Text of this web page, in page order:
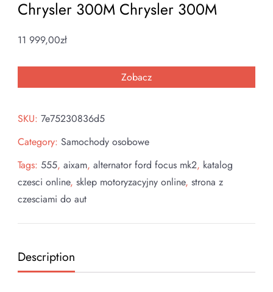
Chrysler 300M Chrysler 300M
11 999,00zł
Zobacz
SKU: 7e75230836d5
Category: Samochody osobowe
Tags: 555, aixam, alternator ford focus mk2, katalog
czesci online, sklep motoryzacyjny online, strona z
czesciami do aut
Description